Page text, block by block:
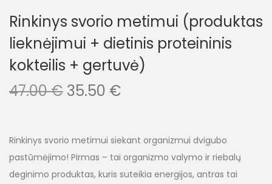
Rinkinys svorio metimui (produktas
lieknėjimui + dietinis proteininis
kokteilis + gertuvė)
47.00€ 35.50 €
Rinkinys svorio metimui siekant organizmui dvigubo
pastūmėjimo! Pirmas – tai organizmo valymo ir riebalų
deginimo produktas, kuris suteikia energijos, antras tai